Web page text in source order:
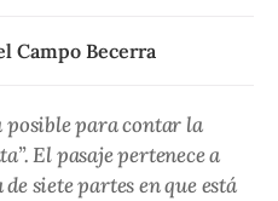
Campo Becerra
para contar la
El pasaje pertenece a
siete partes en que está